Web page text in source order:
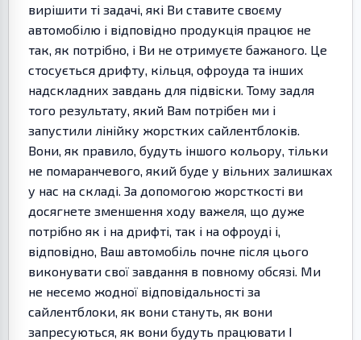
вирішити ті задачі, які Ви ставите своєму
автомобілю і відповідно продукція працює не
так, як потрібно, і Ви не отримуєте бажаного. Це
стосується дрифту, кільця, офроуда та інших
надскладних завдань для підвіски. Тому задля
того результату, який Вам потрібен ми і
запустили лінійку жорстких сайлентблоків.
Вони, як правило, будуть іншого кольору, тільки
не помаранчевого, який буде у вільних залишках
у нас на складі. За допомогою жорсткості ви
досягнете зменшення ходу важеля, що дуже
потрібно як і на дрифті, так і на офроуді і,
відповідно, Ваш автомобіль почне після цього
виконувати свої завдання в повному обсязі. Ми
не несемо жодної відповідальності за
сайлентблоки, як вони стануть, як вони
запресуються, як вони будуть працювати І